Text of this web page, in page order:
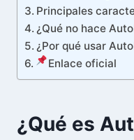
Principales
¿Qué no hace
¿Por qué usar
Enlace oficial
¿Qué es